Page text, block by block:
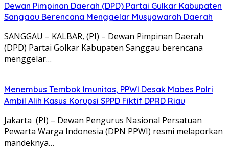
Dewan Pimpinan Daerah (DPD) Partai Gulkar Kabupaten
Sanggau Berencana Menggelar Musyawarah Daerah
SANGGAU – KALBAR, (PI) – Dewan Pimpinan Daerah
(DPD) Partai Golkar Kabupaten Sanggau berencana
menggelar…
Menembus Tembok Imunitas, PPWI Desak Mabes Polri
Ambil Alih Kasus Korupsi SPPD Fiktif DPRD Riau
Jakarta (PI) – Dewan Pengurus Nasional Persatuan
Pewarta Warga Indonesia (DPN PPWI) resmi melaporkan
mandeknya…